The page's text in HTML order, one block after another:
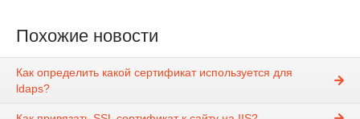
Похожие новости
Как определить какой сертификат используется для
ldaps?